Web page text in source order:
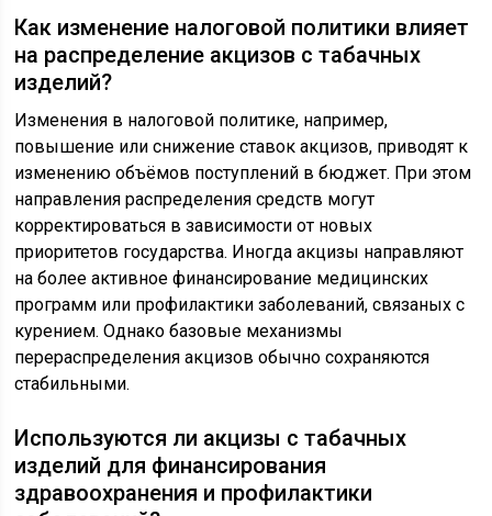
Как изменение налоговой политики влияет
на распределение акцизов с табачных
изделий?
Изменения в налоговой политике, например,
повышение или снижение ставок акцизов, приводят к
изменению объёмов поступлений в бюджет. При этом
направления распределения средств могут
корректироваться в зависимости от новых
приоритетов государства. Иногда акцизы направляют
на более активное финансирование медицинских
программ или профилактики заболеваний, связаных с
курением. Однако базовые механизмы
перераспределения акцизов обычно сохраняются
стабильными.
Используются ли акцизы с табачных
изделий для финансирования
здравоохранения и профилактики